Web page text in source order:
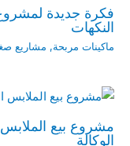
فكرة جديدة
النكهات
ماكينات مربحة, مشاريع
مشروع بيع الملابس
الوكالة